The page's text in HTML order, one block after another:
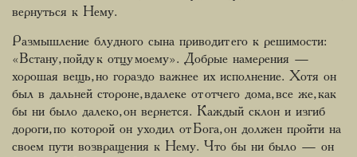
вернуться к Нему.
Размышление блудного сына приводит его к решимости:
«Встану, пойду к отцу моему». Добрые намерения —
хорошая вещь, но гораздо важнее их исполнение. Хотя он
был в дальней стороне, вдалеке от отчего дома, все же, как
бы ни было далеко, он вернется. Каждый склон и изгиб
дороги, по которой он уходил от Бога, он должен пройти на
своем пути возвращения к Нему. Что бы ни было — он